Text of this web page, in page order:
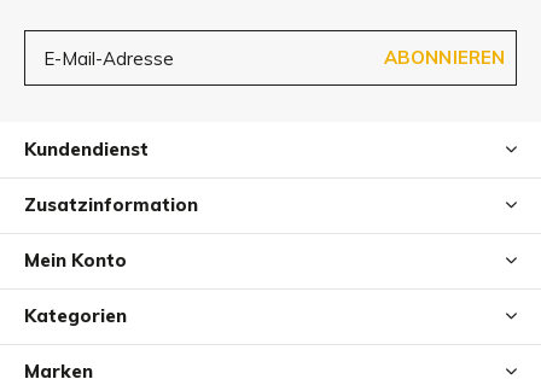
ABONNIEREN
Kundendienst
Zusatzinformation
Mein Konto
Kategorien
Marken